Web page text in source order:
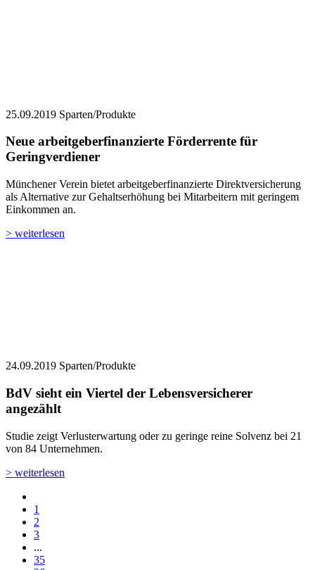
25.09.2019 Sparten/Produkte
Neue arbeitgeberfinanzierte Förderrente für
Geringverdiener
Münchener Verein bietet arbeitgeberfinanzierte Direktversicherung
als Alternative zur Gehaltserhöhung bei Mitarbeitern mit geringem
Einkommen an.
> weiterlesen
24.09.2019 Sparten/Produkte
BdV sieht ein Viertel der Lebensversicherer
angezählt
Studie zeigt Verlusterwartung oder zu geringe reine Solvenz bei 21
von 84 Unternehmen.
> weiterlesen
1
2
3
...
35